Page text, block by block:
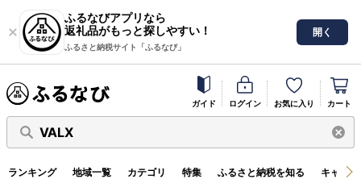
ふるなびアプリなら
返礼品がもっと探しやすい！
ふるさと納税サイト「ふるなび」
開く
ガイド ログイン お気に入り カート
VALX
ランキング 地域一覧 カテゴリ 特集 ふるさと納税を知る キャン